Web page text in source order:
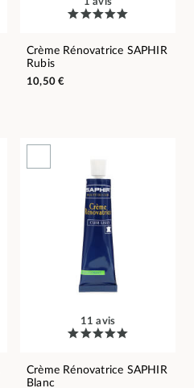
1 avis
Crème Rénovatrice SAPHIR
Rubis
10,50 €
11 avis
Crème Rénovatrice SAPHIR
Blanc